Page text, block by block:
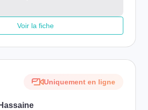
Voir la fiche
Uniquement en ligne